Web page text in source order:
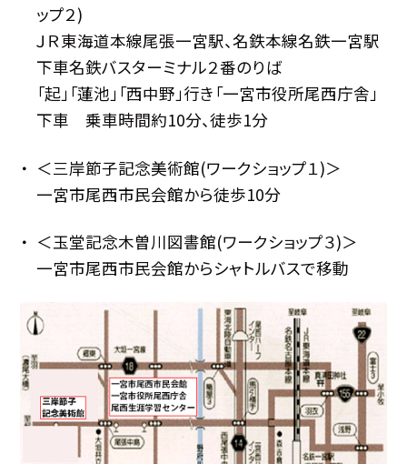
ップ２)
ＪＲ東海道本線尾張一宮駅、名鉄本線名鉄一宮駅
下車名鉄バスターミナル２番のりば
「起」「蓮池」「西中野」行き「一宮市役所尾西庁舎」
下車 乗車時間約10分、徒歩1分
＜三岸節子記念美術館(ワークショップ１)＞
一宮市尾西市民会館から徒歩10分
＜玉堂記念木曽川図書館(ワークショップ３)＞
一宮市尾西市民会館からシャトルバスで移動